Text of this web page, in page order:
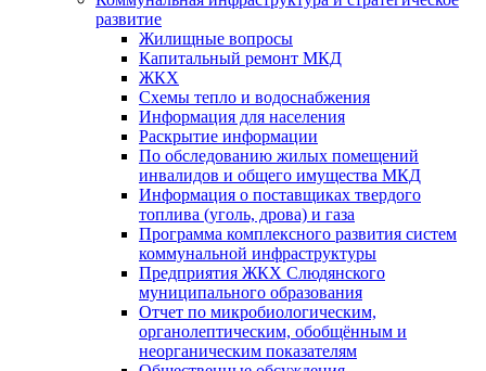
развитие
Жилищные вопросы
Капитальный ремонт МКД
ЖКХ
Схемы тепло и водоснабжения
Информация для населения
Раскрытие информации
По обследованию жилых помещений
инвалидов и общего имущества МКД
Информация о поставщиках твердого
топлива (уголь, дрова) и газа
Программа комплексного развития систем
коммунальной инфраструктуры
Предприятия ЖКХ Слюдянского
муниципального образования
Отчет по микробиологическим,
органолептическим, обобщённым и
неорганическим показателям